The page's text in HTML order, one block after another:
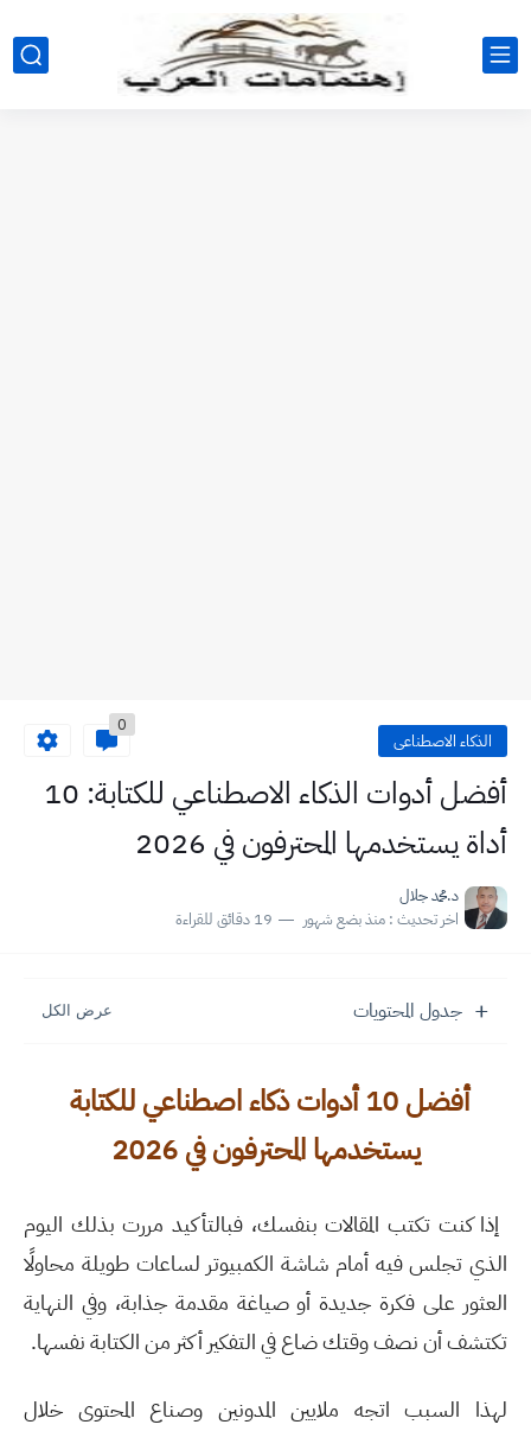
الذكاء الاصطناعى
0
أفضل أدوات الذكاء الاصطناعي للكتابة: 10
أداة يستخدمها المحترفون في 2026
د.محمد جلال
اخر تحديث : منذ بضع شهور 19 دقائق للقراءة
جدول المحتويات
أفضل10 أدوات ذكاء اصطناعي للكتابة
يستخدمها المحترفون في 2026
إذا كنت تكتب المقالات بنفسك، فبالتأكيد مررت بذلك اليوم
الذي تجلس فيه أمام شاشة الكمبيوتر لساعات طويلة محاولًا
العثور على فكرة جديدة أو صياغة مقدمة جذابة، وفي النهاية
تكتشف أن نصف وقتك ضاع في التفكير أكثر من الكتابة نفسها.
لهذا السبب اتجه ملايين المدونين وصناع المحتوى خلال